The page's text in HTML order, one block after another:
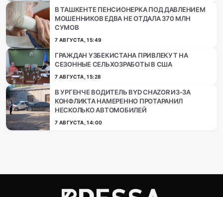
В ТАШКЕНТЕ ПЕНСИОНЕРКА ПОД ДАВЛЕНИЕМ
МОШЕННИКОВ ЕДВА НЕ ОТДАЛА 370 МЛН
СУМОВ
7 АВГУСТА, 15:49
ГРАЖДАН УЗБЕКИСТАНА ПРИВЛЕКУТ НА
СЕЗОННЫЕ СЕЛЬХОЗРАБОТЫ В США
7 АВГУСТА, 15:28
В УРГЕНЧЕ ВОДИТЕЛЬ BYD CHAZOR ИЗ-ЗА
КОНФЛИКТА НАМЕРЕННО ПРОТАРАНИЛ
НЕСКОЛЬКО АВТОМОБИЛЕЙ
7 АВГУСТА, 14:00